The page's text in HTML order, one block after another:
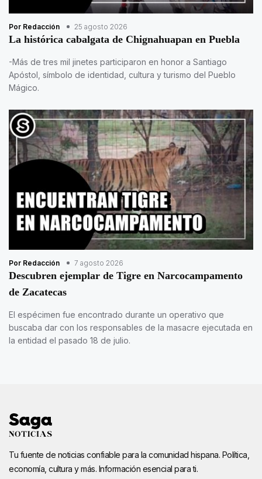
Por Redacción 25 agosto 2026
La histórica cabalgata de Chignahuapan en Puebla
-Más de tres mil jinetes participaron en honor a Santiago
Apóstol, símbolo de identidad, cultura y turismo del Pueblo
Mágico.
Por Redacción 7 agosto 2026
Descubren ejemplar de Tigre en Narcocampamento
de Zacatecas
El espécimen fue encontrado durante un operativo que
buscaba dar con los responsables de la masacre ejecutada en
la entidad el pasado 18 de julio.
Tu fuente de noticias confiable para la comunidad hispana. Política,
economía, cultura y más. Información esencial para ti.